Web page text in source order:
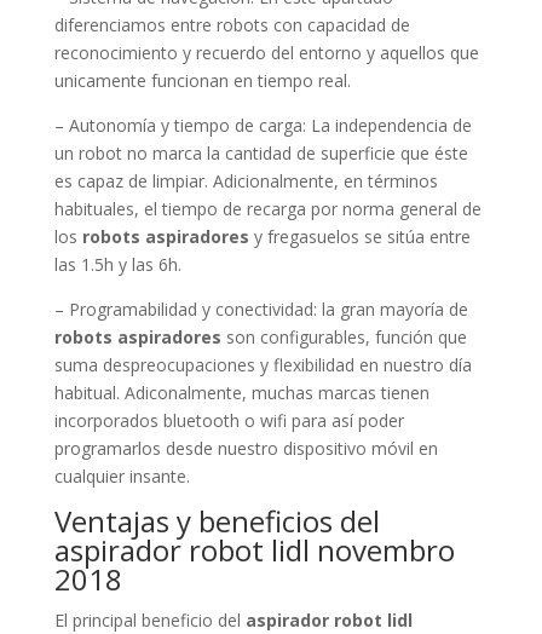
diferenciamos entre robots con capacidad de
reconocimiento y recuerdo del entorno y aquellos que
unicamente funcionan en tiempo real.
– Autonomía y tiempo de carga: La independencia de
un robot no marca la cantidad de superficie que éste
es capaz de limpiar. Adicionalmente, en términos
habituales, el tiempo de recarga por norma general de
los robots aspiradores y fregasuelos se sitúa entre
las 1.5h y las 6h.
– Programabilidad y conectividad: la gran mayoría de
robots aspiradores son configurables, función que
suma despreocupaciones y flexibilidad en nuestro día
habitual. Adiconalmente, muchas marcas tienen
incorporados bluetooth o wifi para así poder
programarlos desde nuestro dispositivo móvil en
cualquier insante.
Ventajas y beneficios del
aspirador robot lidl novembro
2018
El principal beneficio del aspirador robot lidl